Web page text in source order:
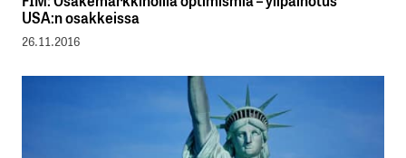
USA:n osakkeissa
26.11.2016